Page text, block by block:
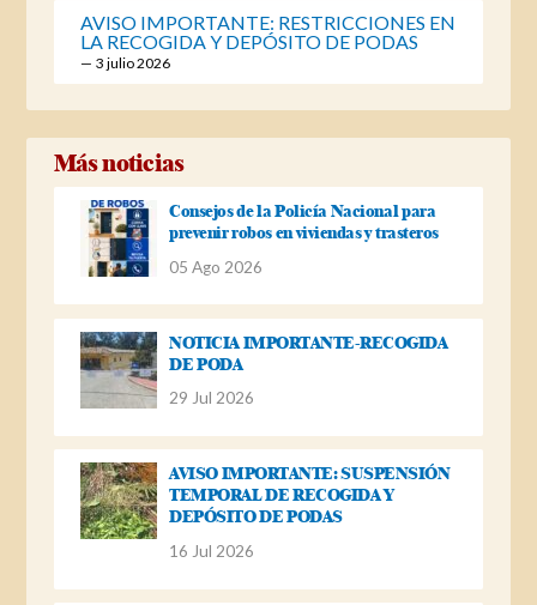
AVISO IMPORTANTE: RESTRICCIONES EN
LA RECOGIDA Y DEPÓSITO DE PODAS
3 julio 2026
Más noticias
Consejos de la Policía Nacional para
prevenir robos en viviendas y trasteros
05 Ago 2026
NOTICIA IMPORTANTE-RECOGIDA
DE PODA
29 Jul 2026
AVISO IMPORTANTE: SUSPENSIÓN
TEMPORAL DE RECOGIDA Y
DEPÓSITO DE PODAS
16 Jul 2026